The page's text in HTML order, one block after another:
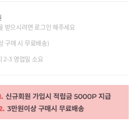
받으시려면 로그인 해주세요
구매 시 무료배송)
2-3 영업일 소요